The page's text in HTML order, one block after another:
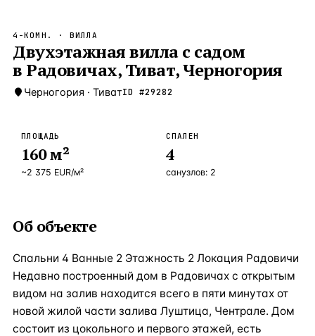
Новороссийск —Локация
Стамбул —Локация Турция · 2
Анталия
ЧАСТО ИЩУТ
Турция
4-КОМН. · ВИЛЛА
Двухэтажная вилла с садом
в Радовичах, Тиват, Черногория
Черногория · ТиватID #29282
ПЛОЩАДЬ
160м²
~2 375 EUR/м²
СПАЛЕН
4
санузлов: 2
Об объекте
Спальни 4 Ванные 2 Этажность 2 Локация Радовичи
Недавно построенный дом в Радовичах с открытым
видом на залив находится всего в пяти минутах от
новой жилой части залива Луштица, Чентрале. Дом
состоит из цокольного и первого этажей, есть